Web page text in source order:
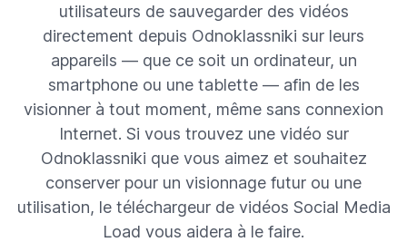
utilisateurs de sauvegarder des vidéos
directement depuis Odnoklassniki sur leurs
appareils — que ce soit un ordinateur, un
smartphone ou une tablette — afin de les
visionner à tout moment, même sans connexion
Internet. Si vous trouvez une vidéo sur
Odnoklassniki que vous aimez et souhaitez
conserver pour un visionnage futur ou une
utilisation, le téléchargeur de vidéos Social Media
Load vous aidera à le faire.